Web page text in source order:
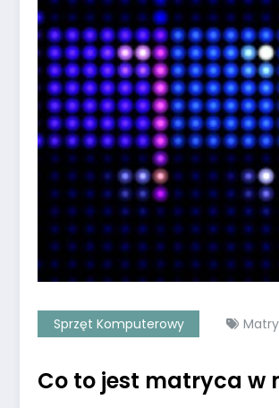
Sprzęt Komputerowy
Co to jest matryca w